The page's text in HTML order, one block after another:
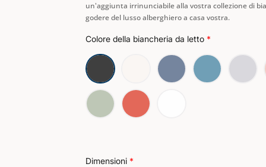
un'aggiunta irrinunciabile alla vostra collezione di
godere del lusso alberghiero a casa vostra.
Colore della biancheria da letto *
Dimensioni *